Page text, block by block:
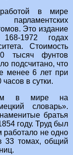
в мире
Это издание
1972 годах
Стоимость
тысяч фунтов
подсчитано, что
менее 6 лет при
в сутки.
в мире на
словарь».
братья
году. Труд был
работало не одно
33 томах, общий